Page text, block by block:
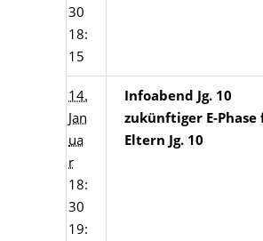
30
18:
15
14.
Jan
ua
r
18:
30
19:
Infoabend Jg. 10
zukünftiger E-Phase
Eltern Jg. 10